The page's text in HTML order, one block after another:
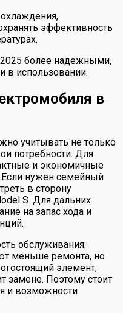
эффективность
2025 более надежными,
использовании.
в
учитывать не только
потребности. Для
и экономичные
нужен семейный
в сторону
S. Для дальних
на запас хода и
обслуживания:
меньше ремонта, но
элемент,
замене. Поэтому стоит
и возможности